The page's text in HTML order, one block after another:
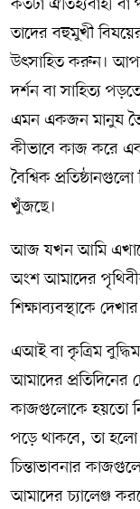
তাদের বহুমুখী
উৎসাহিত করুন।
দর্শন বা সাহিত্য
এমন একজন মানুষ
কীভাবে কাজ করে
বৈশ্বিক
খুঁজছে।
আজ যখন আমি
অংশ আমাদের
শিক্ষাব্যবস্থাকে
এআই বা কৃত্রিম
আমাদের
কাজগুলোকে হয়তো
পড়ে থাকবে, তা হলো
চিন্তাভাবনার
আমাদের চ্যালেঞ্জ